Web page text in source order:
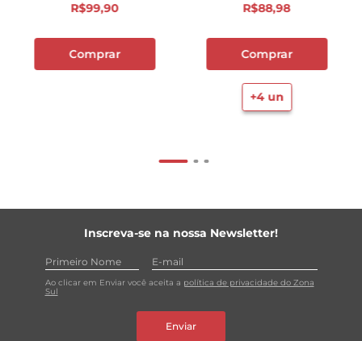
R$99,90
Comprar
R$88,98
Comprar
+4un
Inscreva-se na nossa Newsletter!
Ao clicar em Enviar você aceita a política de privacidade do Zona
Sul
Enviar